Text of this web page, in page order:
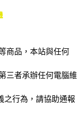
商品，本站與任何
三者承辦任何電腦維
之行為，請協助通報